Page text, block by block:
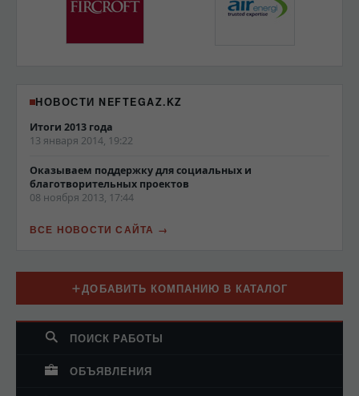
ДОБАВИТЬ КОМПАНИЮ В КАТАЛОГ
ПОИСК РАБОТЫ
ОБЪЯВЛЕНИЯ
НОВОСТИ NEFTEGAZ.KZ
Итоги 2013 года
13 января 2014, 19:22
Оказываем поддержку для социальных и
благотворительных проектов
08 ноября 2013, 17:44
ВСЕ НОВОСТИ САЙТА